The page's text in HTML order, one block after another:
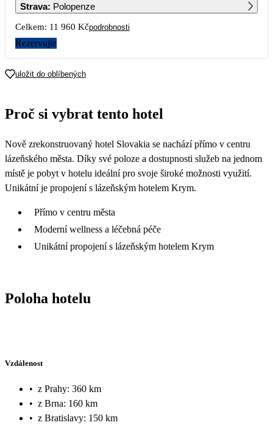
7
6 100
8
6 100
9
6 100
10 11 12 13
14
6 100 6 100 6 100 6 100 6 100 6 100 6 100
21 22
28
5 980
29 30
Strava: Polopenze
Celkem: 11 960 Kčpodrobnosti
Rezervujte
uložit do oblíbených
Proč si vybrat tento hotel
Nově zrekonstruovaný hotel Slovakia se nachází přímo v centru
lázeňského města. Díky své poloze a dostupnosti služeb na jednom
místě je pobyt v hotelu ideální pro svoje široké možnosti využití.
Unikátní je propojení s lázeňským hotelem Krym.
Přímo v centru města
Moderní wellness a léčebná péče
Unikátní propojení s lázeňským hotelem Krym
Poloha hotelu
Vzdálenost
• z Prahy: 360 km
• z Brna: 160 km
• z Bratislavy: 150 km